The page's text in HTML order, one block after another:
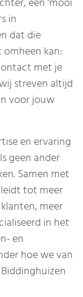
in
dat die
kan:
met je
streven altijd
voor jouw
en ervaring
geen ander
Samen met
tot meer
meer
in het
en
hoe we van